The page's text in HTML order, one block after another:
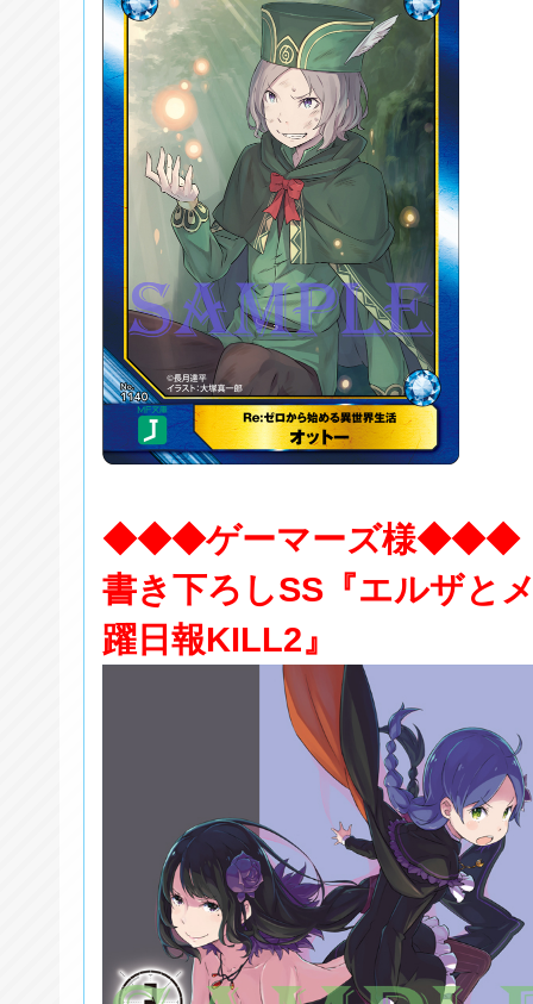
◆◆◆ゲーマーズ様◆◆◆
書き下ろしSS『エルザと
躍日報KILL2』